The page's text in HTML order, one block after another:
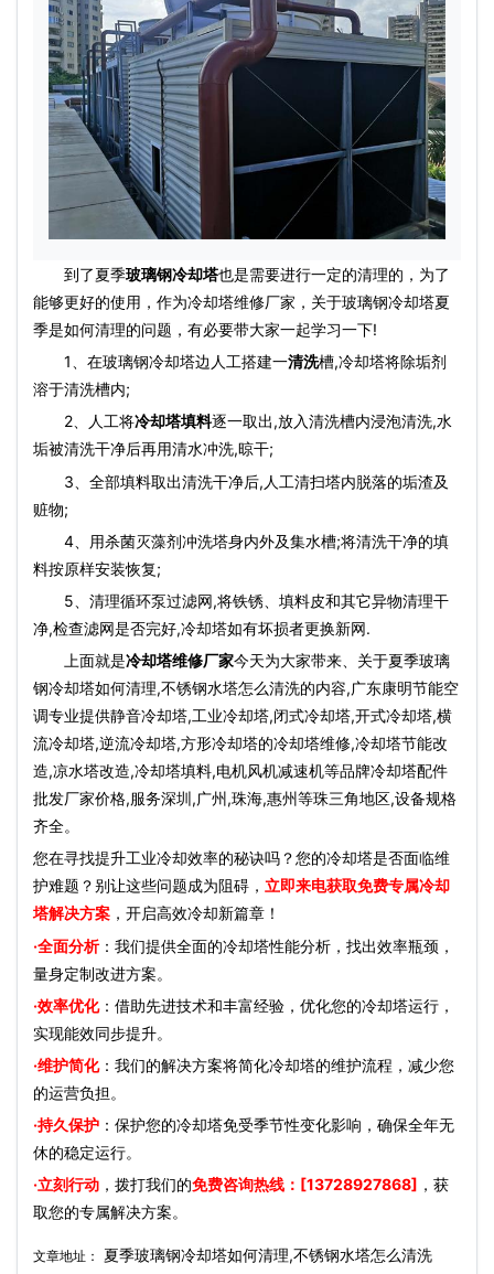
到了夏季玻璃钢冷却塔也是需要进行一定的清理的，为了
能够更好的使用，作为冷却塔维修厂家，关于玻璃钢冷却塔夏
季是如何清理的问题，有必要带大家一起学习一下!
1、在玻璃钢冷却塔边人工搭建一清洗槽,冷却塔将除垢剂
溶于清洗槽内;
2、人工将冷却塔填料逐一取出,放入清洗槽内浸泡清洗,水
垢被清洗干净后再用清水冲洗,晾干;
3、全部填料取出清洗干净后,人工清扫塔内脱落的垢渣及
赃物;
4、用杀菌灭藻剂冲洗塔身内外及集水槽;将清洗干净的填
料按原样安装恢复;
5、清理循环泵过滤网,将铁锈、填料皮和其它异物清理干
净,检查滤网是否完好,冷却塔如有坏损者更换新网.
上面就是冷却塔维修厂家今天为大家带来、关于夏季玻璃
钢冷却塔如何清理,不锈钢水塔怎么清洗的内容,广东康明节能空
调专业提供静音冷却塔,工业冷却塔,闭式冷却塔,开式冷却塔,横
流冷却塔,逆流冷却塔,方形冷却塔的冷却塔维修,冷却塔节能改
造,凉水塔改造,冷却塔填料,电机风机减速机等品牌冷却塔配件
批发厂家价格,服务深圳,广州,珠海,惠州等珠三角地区,设备规格
齐全。
您在寻找提升工业冷却效率的秘诀吗？您的冷却塔是否面临维
护难题？别让这些问题成为阻碍， 立即来电获取免费专属冷却
塔解决方案 ，开启高效冷却新篇章！
·全面分析：我们提供全面的冷却塔性能分析，找出效率瓶颈，
量身定制改进方案。
·效率优化：借助先进技术和丰富经验，优化您的冷却塔运行，
实现能效同步提升。
·维护简化：我们的解决方案将简化冷却塔的维护流程，减少您
的运营负担。
·持久保护 ：保护您的冷却塔免受季节性变化影响，确保全年无
休的稳定运行。
·立刻行动 ，拨打我们的免费咨询热线：[13728927868] ，获
取您的专属解决方案。
文章地址： 夏季玻璃钢冷却塔如何清理,不锈钢水塔怎么清洗